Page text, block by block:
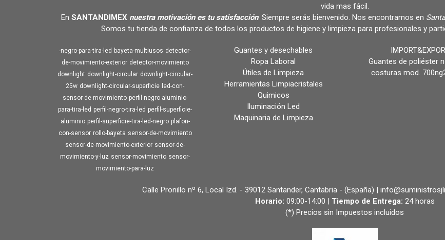
vida mas fácil.
EnSANTANDIMEX nuestra motivación es tu satisfacción. Siempre serás bienvenido. Nos encontramos en
Somos tu tienda de confianza de todos los productos de higiene y limpieza para profesionales y
-negro-para-tira-led bayeta-multiusos detector-
de-movimiento-exterior detector-movimiento
downlight downlight-circular downlight-circular-
25w downlight-circular-superficie led-con-
sensor-de-movimiento perfil-negro-aluminio-
para-tira-led perfil-negro-tira-led perfil-superficie-
aluminio perfil-superficie-tira-led-negro plafon-
con-sensor rollo-bayeta sensor-de-movimiento
sensor-de-movimiento-exterior sensor-de-
movimiento-y-luz sensor-movimiento sensor-
movimiento-para-luz
Guantes y desechables
Ropa Laboral
Útiles de Limpieza
Herramientas Limpiacristales
Quimicos
Iluminación Led
Maquinaria de Limpieza
Guantes de poliéster
costuras mod.
Calle Pronillo nº 6, Local Izd. - 39012 Santander, Cantabria - (España) |
Horario: 09:00-14:00 | Tiempo de Entrega: 24 horas
(*) Precios sin Impuestos incluidos